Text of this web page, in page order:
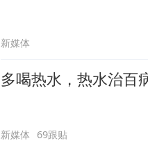
新媒体
多喝热水，热水治百
新媒体 69跟贴